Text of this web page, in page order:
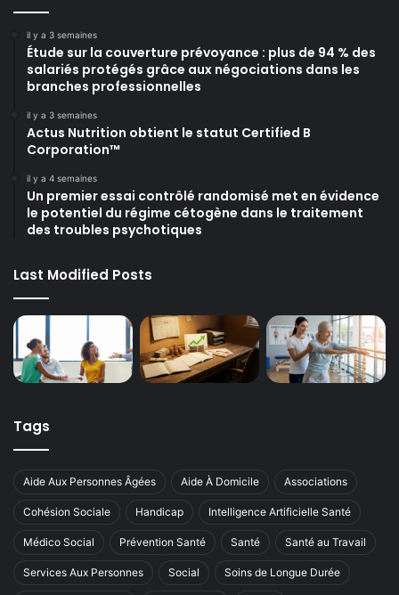
il y a 3 semaines
Étude sur la couverture prévoyance : plus de 94 % des
salariés protégés grâce aux négociations dans les
branches professionnelles
il y a 3 semaines
Actus Nutrition obtient le statut Certified B
Corporation™
il y a 4 semaines
Un premier essai contrôlé randomisé met en évidence
le potentiel du régime cétogène dans le traitement
des troubles psychotiques
Last Modified Posts
Tags
Aide Aux Personnes Âgées Aide À Domicile Associations
Cohésion Sociale Handicap Intelligence Artificielle Santé
Médico Social Prévention Santé Santé Santé au Travail
Services Aux Personnes Social Soins de Longue Durée